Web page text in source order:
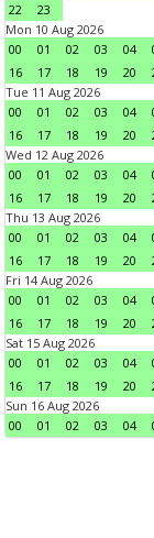
22
23
Mon 10 Aug 2026
00
01 02 03 04
16
17 18 19 20
Tue 11 Aug 2026
00
01 02 03 04
16
17 18 19 20
Wed 12 Aug 2026
00
01 02 03 04
16
17 18 19 20
Thu 13 Aug 2026
00
01 02 03 04
16
17 18 19 20
Fri 14 Aug 2026
00
01 02 03 04
16
17 18 19 20
Sat 15 Aug 2026
00
01 02 03 04
16
17 18 19 20
Sun 16 Aug 2026
00
01 02 03 04